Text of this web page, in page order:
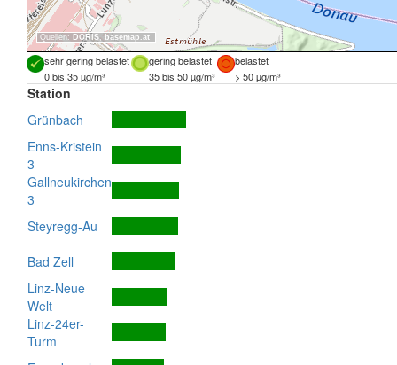
Quellen: DORIS, basemap.at
sehr gering belastet gering belastet
belastet
0 bis 35 µg/m³
35 bis 50 µg/m³ > 50 µg/m³
Station
Grünbach
Enns-Kristein
3
Gallneukirchen
3
Steyregg-Au
Bad Zell
Linz-Neue
Welt
Linz-24er-
Turm